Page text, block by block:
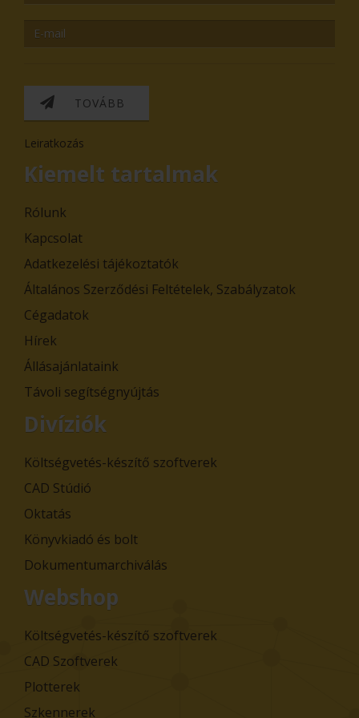
TOVÁBB
Leiratkozás
Kiemelt tartalmak
Rólunk
Kapcsolat
Adatkezelési tájékoztatók
Általános Szerződési Feltételek, Szabályzatok
Cégadatok
Hírek
Állásajánlataink
Távoli segítségnyújtás
Divíziók
Költségvetés-készítő szoftverek
CAD Stúdió
Oktatás
Könyvkiadó és bolt
Dokumentumarchiválás
Webshop
Költségvetés-készítő szoftverek
CAD Szoftverek
Plotterek
Szkennerek